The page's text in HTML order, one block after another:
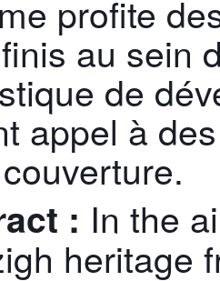
profite
au sein
de
appel à
: In the
heritage